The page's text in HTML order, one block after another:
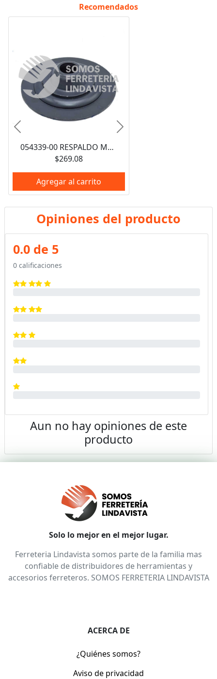
Recomendados
054339-00 RESPALDO METALICO DE 3-1/2" PARA ESMERILADORA BLACK AND DECKER
$269.08
Agregar al carrito
Anterior Siguiente
Opiniones del producto
Aun no hay opiniones de este
producto
0.0 de 5
0 calificaciones
Solo lo mejor en el mejor lugar.
Ferreteria Lindavista somos parte de la familia mas
confiable de distribuidores de herramientas y
accesorios ferreteros. SOMOS FERRETERIA LINDAVISTA
ACERCA DE
¿Quiénes somos?
Aviso de privacidad